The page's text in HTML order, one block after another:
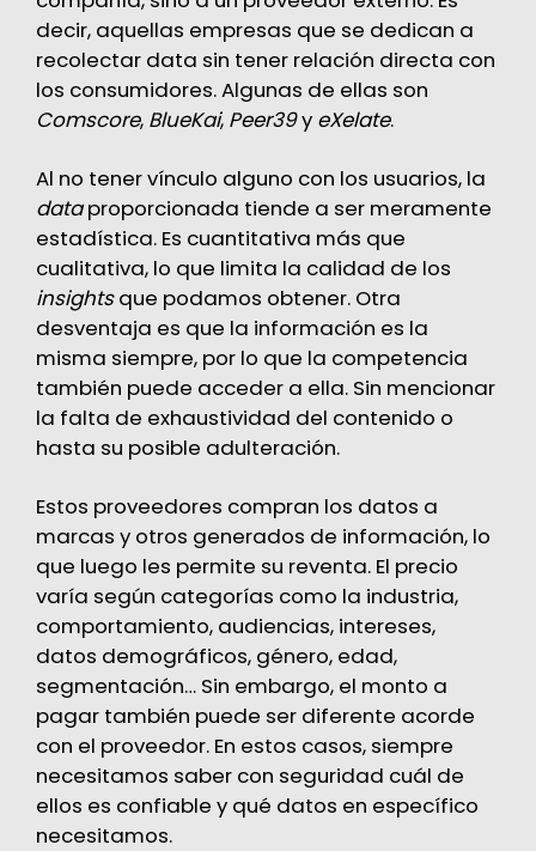
decir, aquellas empresas que se dedican a
recolectar data sin tener relación directa con
los consumidores. Algunas de ellas son
Comscore, BlueKai, Peer39y eXelate.
Al no tener vínculo alguno con los usuarios, la
dataproporcionada tiende a ser meramente
estadística. Es cuantitativa más que
cualitativa, lo que limita la calidad de los
insightsque podamos obtener. Otra
desventaja es que la información es la
misma siempre, por lo que la competencia
también puede acceder a ella. Sin mencionar
la falta de exhaustividad del contenido o
hasta su posible adulteración.
Estos proveedores compran los datos a
marcas y otros generados de información, lo
que luego les permite su reventa. El precio
varía según categorías como la industria,
comportamiento, audiencias, intereses,
datos demográficos, género, edad,
segmentación… Sin embargo, el monto a
pagar también puede ser diferente acorde
con el proveedor. En estos casos, siempre
necesitamos saber con seguridad cuál de
ellos es confiable y qué datos en específico
necesitamos.